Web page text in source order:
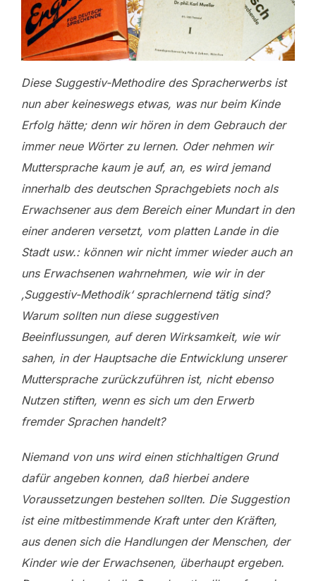
Diese Suggestiv-Methodire des Spracherwerbs ist
nun aber keineswegs etwas, was nur beim Kinde
Erfolg hätte; denn wir hören in dem Gebrauch der
immer neue Wörter zu lernen. Oder nehmen wir
Muttersprache kaum je auf, an, es wird jemand
innerhalb des deutschen Sprachgebiets noch als
Erwachsener aus dem Bereich einer Mundart in den
einer anderen versetzt, vom platten Lande in die
Stadt usw.: können wir nicht immer wieder auch an
uns Erwachsenen wahrnehmen, wie wir in der
‚Suggestiv-Methodik‘ sprachlernend tätig sind?
Warum sollten nun diese suggestiven
Beeinflussungen, auf deren Wirksamkeit, wie wir
sahen, in der Hauptsache die Entwicklung unserer
Muttersprache zurückzuführen ist, nicht ebenso
Nutzen stiften, wenn es sich um den Erwerb
fremder Sprachen handelt?
Niemand von uns wird einen stichhaltigen Grund
dafür angeben konnen, daß hierbei andere
Voraussetzungen bestehen sollten. Die Suggestion
ist eine mitbestimmende Kraft unter den Kräften,
aus denen sich die Handlungen der Menschen, der
Kinder wie der Erwachsenen, überhaupt ergeben.